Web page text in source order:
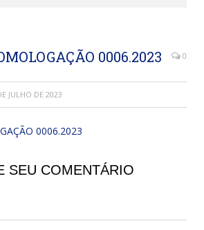
0006.2023 0
JULHO DE 2023
0006.2023
SEU COMENTÁRIO